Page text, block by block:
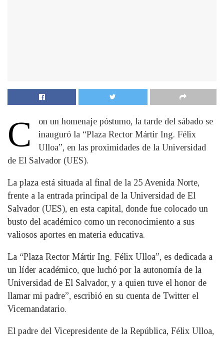
C
on un homenaje póstumo, la tarde del sábado se
inauguró la “Plaza Rector Mártir Ing. Félix
Ulloa”, en las proximidades de la Universidad
de El Salvador (UES).
La plaza está situada al final de la 25 Avenida Norte,
frente a la entrada principal de la Universidad de El
Salvador (UES), en esta capital, donde fue colocado un
busto del académico como un reconocimiento a sus
valiosos aportes en materia educativa.
La “Plaza Rector Mártir Ing. Félix Ulloa”, es dedicada a
un líder académico, que luchó por la autonomía de la
Universidad de El Salvador, y a quien tuve el honor de
llamar mi padre”, escribió en su cuenta de Twitter el
Vicemandatario.
El padre del Vicepresidente de la República, Félix Ulloa,